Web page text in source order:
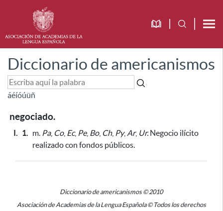
Diccionario de americanismos
áéíóúüñ
negociado.
I. 1. m. Pa, Co, Ec, Pe, Bo, Ch, Py, Ar, Ur. Negocio ilícito
realizado con fondos públicos.
Diccionario de americanismos © 2010
Asociación de Academias de la Lengua Española © Todos los derechos